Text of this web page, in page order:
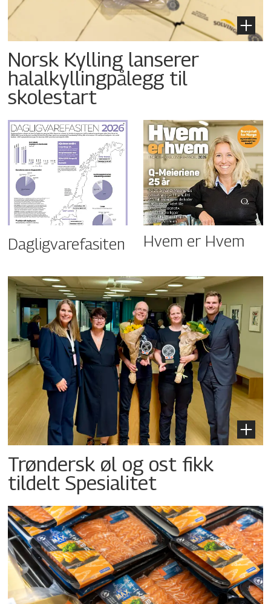
Norsk Kylling lanserer
halalkyllingpålegg til
skolestart
Dagligvarefasiten Hvem er Hvem
Trøndersk øl og ost fikk
tildelt Spesialitet